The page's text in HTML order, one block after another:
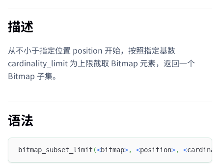
描述
从不小于指定位置 position 开始，按照指定基数
cardinality_limit 为上限截取 Bitmap 元素，返回一个
Bitmap 子集。
语法
bitmap_subset_limit (<bitmap>, <position>, <